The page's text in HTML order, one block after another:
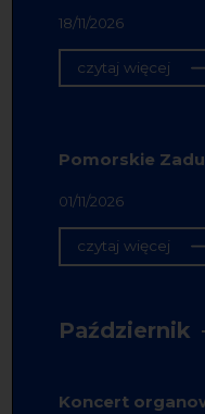
18/11/2026
czytaj więcej
Pomorskie
01/11/2026
czytaj więcej
Październik
Koncert